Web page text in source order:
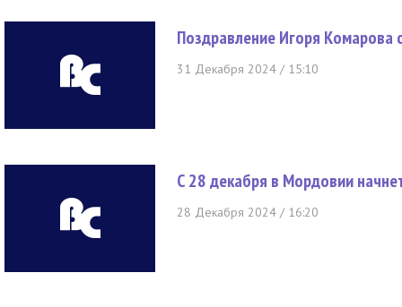
Поздравление Игоря
31 Декабря 2024 / 15:10
С 28 декабря в Мордовии
28 Декабря 2024 / 16:20